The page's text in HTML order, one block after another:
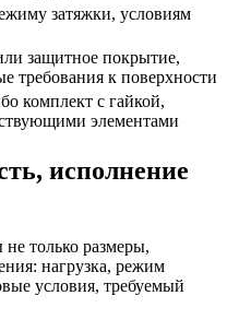
затяжки, условиям
защитное покрытие,
требования к поверхности
комплект с гайкой,
элементами
исполнение
только размеры,
нагрузка, режим
условия, требуемый